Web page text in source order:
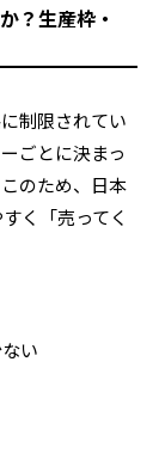
？生産枠・
制限されてい
ごとに決まっ
のため、日本
く「売ってく
い